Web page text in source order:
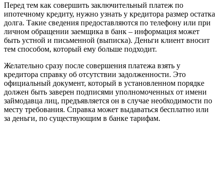
Перед тем как совершить заключительный платеж по
ипотечному кредиту, нужно узнать у кредитора размер остатка
долга. Такие сведения предоставляются по телефону или при
личном обращении заемщика в банк – информация может
быть устной и письменной (выписка). Деньги клиент вносит
тем способом, который ему больше подходит.
Желательно сразу после совершения платежа взять у
кредитора справку об отсутствии задолженности. Это
официальный документ, который в установленном порядке
должен быть заверен подписями уполномоченных от имени
займодавца лиц, предъявляется он в случае необходимости по
месту требования. Справка может выдаваться бесплатно или
за деньги, по существующим в банке тарифам.